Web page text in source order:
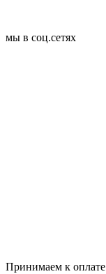
мы в соц.сетях
Принимаем к оплате